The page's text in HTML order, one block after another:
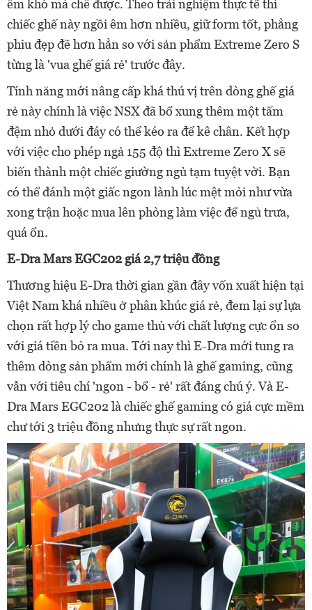
êm khó mà chê được. Theo trải nghiệm thực tế thì
chiếc ghế này ngồi êm hơn nhiều, giữ form tốt, phẳng
phiu đẹp đẽ hơn hẳn so với sản phẩm Extreme Zero S
từng là 'vua ghế giá rẻ' trước đây.
Tính năng mới nâng cấp khá thú vị trên dòng ghế giá
rẻ này chính là việc NSX đã bổ xung thêm một tấm
đệm nhỏ dưới đáy có thể kéo ra để kê chân. Kết hợp
với việc cho phép ngả 155 độ thì Extreme Zero X sẽ
biến thành một chiếc giường ngủ tạm tuyệt vời. Bạn
có thể đánh một giấc ngon lành lúc mệt mỏi như vừa
xong trận hoặc mua lên phòng làm việc để ngủ trưa,
quá ổn.
E-Dra Mars EGC202 giá 2,7 triệu đồng
Thương hiệu E-Dra thời gian gần đây vốn xuất hiện tại
Việt Nam khá nhiều ở phân khúc giá rẻ, đem lại sự lựa
chọn rất hợp lý cho game thủ với chất lượng cực ổn so
với giá tiền bỏ ra mua. Tới nay thì E-Dra mới tung ra
thêm dòng sản phẩm mới chính là ghế gaming, cũng
vẫn với tiêu chí 'ngon - bổ - rẻ' rất đáng chú ý.Và E-
Dra Mars EGC202 là chiếc ghế gaming có giá cực mềm
chư tới 3 triệu đồng nhưng thực sự rất ngon.